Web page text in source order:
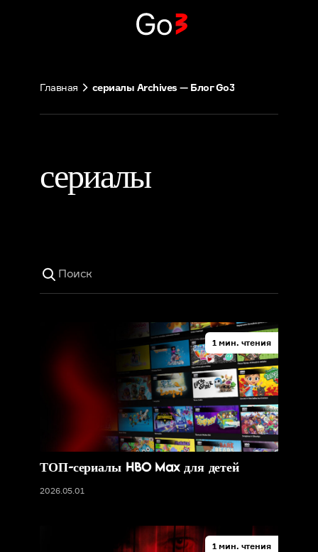
Главная сериалы Archives — Блог Go3
сериалы
Поиск
1 мин. чтения
ТОП-сериалы HBO Max для детей
2026.05.01
1 мин. чтения